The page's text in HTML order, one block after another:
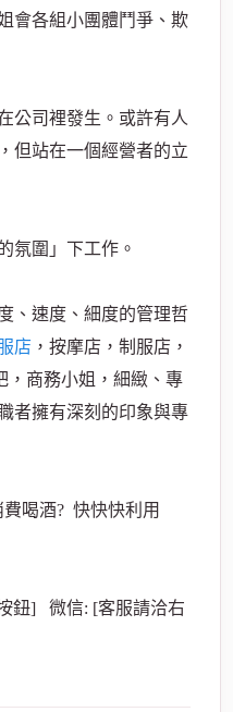
會各組小團體鬥爭、欺
公司裡發生。或許有人
但站在一個經營者的立
氛圍」下工作。
、速度、細度的管理哲
店 ，按摩店，制服店，
，商務小姐，細緻、專
者擁有深刻的印象與專
喝酒? 快快快利用
鈕] 微信: [客服請洽右